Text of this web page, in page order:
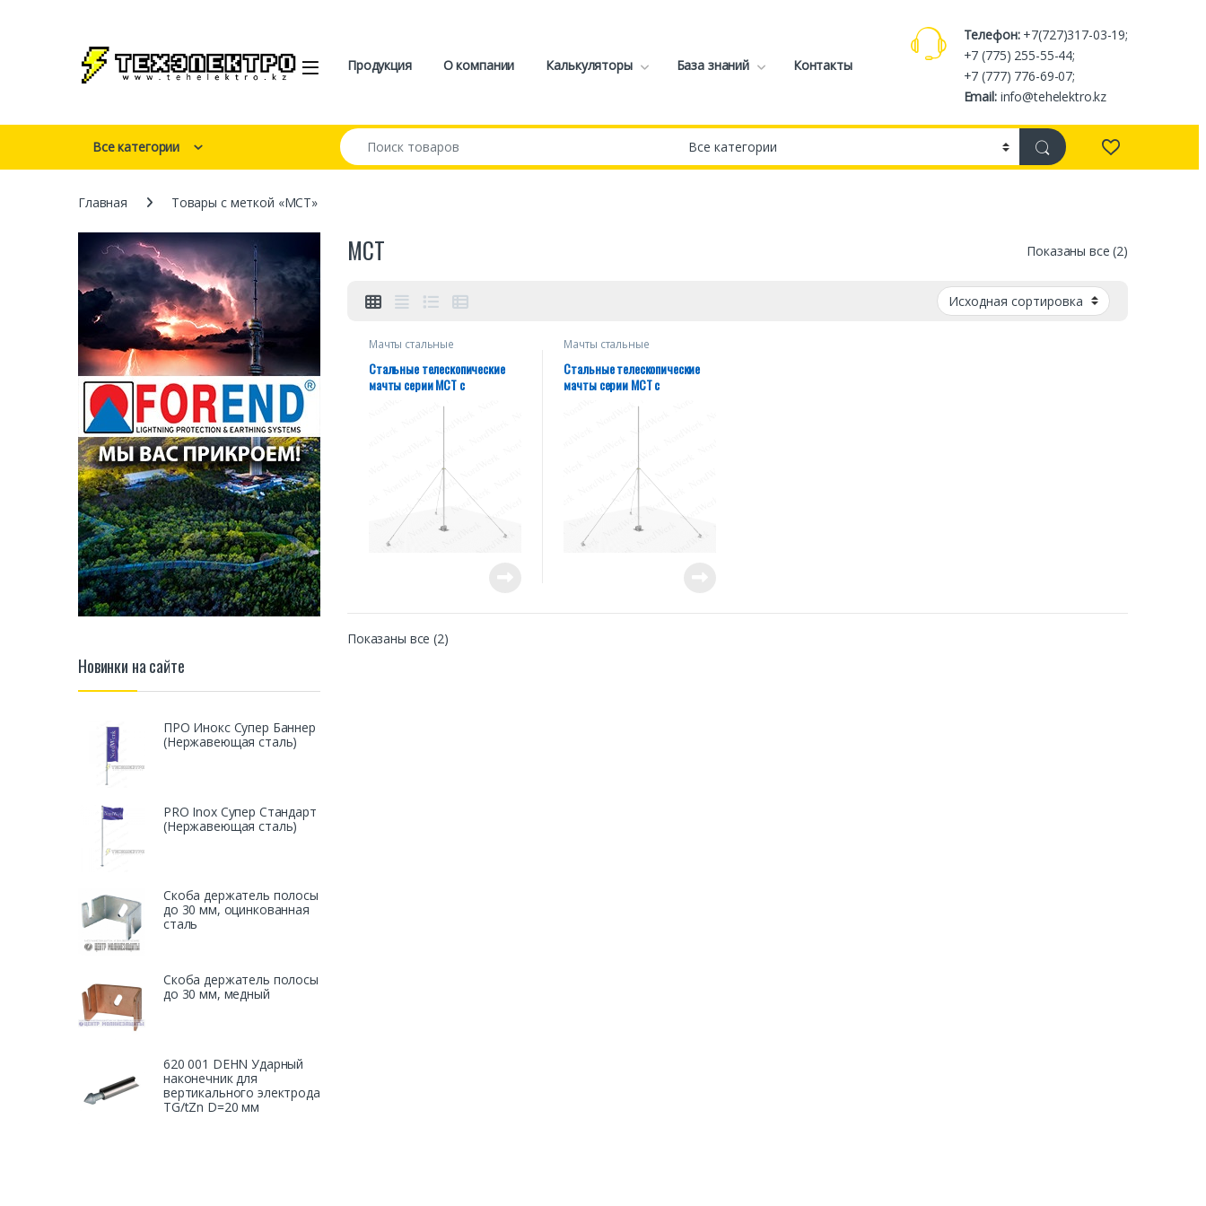
Open Продукция О компании Калькуляторы База знаний Контакты
Телефон:+7(727)317-03-19;
+7 (775) 255-55-44;
+7 (777) 776-69-07;
Email:info@tehelektro.kz
Все категории
Искать:
Главная Товары с меткой «МСТ»
МСТ Показаны все (2)
Мачты стальные
оттяжках
Стальные телескопические
мачты серии МСТ c
Мачты стальные
оттяжках
Стальные телескопические
мачты серии МСТ c
Показаны все (2)
Новинки на сайте
ПРО Инокс Супер Баннер
(Нержавеющая сталь)
PRO Inox Супер Стандарт
(Нержавеющая сталь)
Скоба держатель полосы
до 30 мм, оцинкованная
сталь
Скоба держатель полосы
до 30 мм, медный
620 001 DEHN Ударный
наконечник для
вертикального электрода
TG/tZn D=20 мм